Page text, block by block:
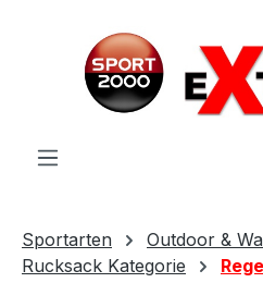
Sportarten
Outdoor &
Rucksack Kategorie